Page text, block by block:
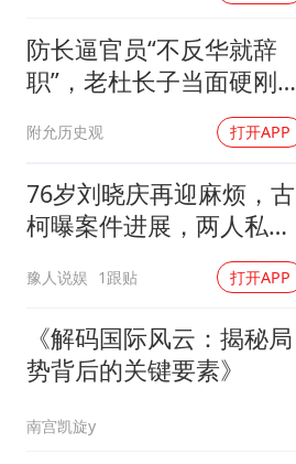
防长逼官员“不反华就辞
职”，老杜长子当面硬刚：
附允历史观 打开APP
76岁刘晓庆再迎麻烦，古
柯曝案件进展，两人私密
豫人说娱 1跟贴 打开APP
《解码国际风云：揭秘局
势背后的关键要素》
南宫凯旋y